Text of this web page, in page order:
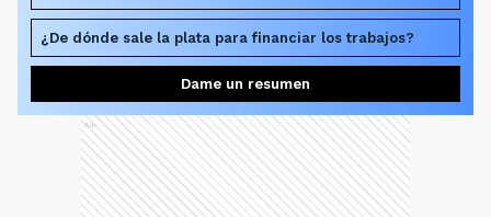
¿De dónde sale la plata para financiar los trabajos?
Dame un resumen
Ads